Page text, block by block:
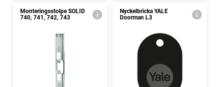
Monteringsstolpe SOLID
740, 741, 742, 743
Nyckelbricka YALE
Doorman L3